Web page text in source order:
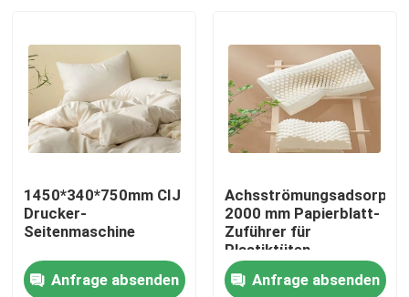
1450*340*750mm CIJ
Drucker-
Seitenmaschine
Anfrage absenden
2000 mm Papierblatt-
Zuführer für
Plastiktüten
Anfrage absenden